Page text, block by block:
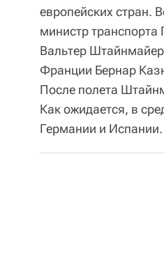
европейских стран.
министр
Вальтер
Франции Бернар
После полета
Как ожидается, в
Германии и Испании.